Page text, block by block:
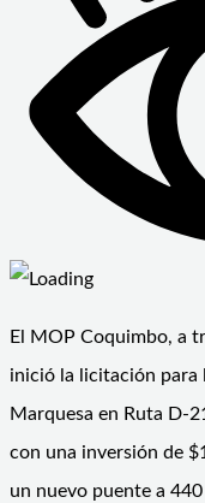
El MOP Coquimbo, a
inició la licitación para
Marquesa en Ruta D-
con una inversión de
un nuevo puente a